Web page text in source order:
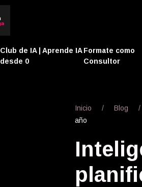
Club de IA | Aprende IA
desde 0
Formate como
Consultor
Inicio Blog
año